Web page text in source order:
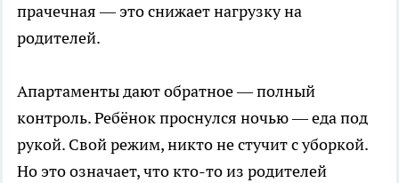
прачечная — это снижает нагрузку на
родителей.
Апартаменты дают обратное — полный
контроль. Ребёнок проснулся ночью — еда под
рукой. Свой режим, никто не стучит с уборкой.
Но это означает, что кто-то из родителей